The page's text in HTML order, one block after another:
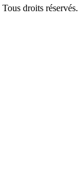
Tous droits réservés.